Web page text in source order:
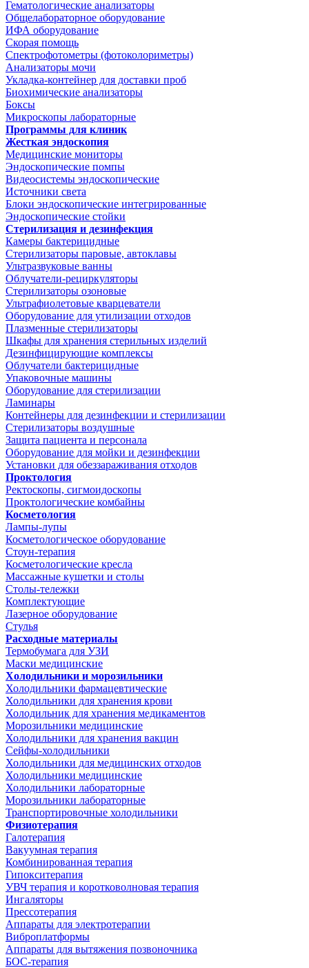
Гематологические анализаторы
Общелабораторное оборудование
ИФА оборудование
Скорая помощь
Спектрофотометры (фотоколориметры)
Анализаторы мочи
Укладка-контейнер для доставки проб
Биохимические анализаторы
Боксы
Микроскопы лабораторные
Программы для клиник
Жесткая эндоскопия
Медицинские мониторы
Эндоскопические помпы
Видеосистемы эндоскопические
Источники света
Блоки эндоскопические интегрированные
Эндоскопические стойки
Стерилизация и дезинфекция
Камеры бактерицидные
Стерилизаторы паровые, автоклавы
Ультразвуковые ванны
Облучатели-рециркуляторы
Стерилизаторы озоновые
Ультрафиолетовые кварцеватели
Оборудование для утилизации отходов
Плазменные стерилизаторы
Шкафы для хранения стерильных изделий
Дезинфицирующие комплексы
Облучатели бактерицидные
Упаковочные машины
Оборудование для стерилизации
Ламинары
Контейнеры для дезинфекции и стерилизации
Стерилизаторы воздушные
Защита пациента и персонала
Оборудование для мойки и дезинфекции
Установки для обеззараживания отходов
Проктология
Ректоскопы, сигмоидоскопы
Проктологические комбайны
Косметология
Лампы-лупы
Косметологическое оборудование
Стоун-терапия
Косметологические кресла
Массажные кушетки и столы
Столы-тележки
Комплектующие
Лазерное оборудование
Стулья
Расходные материалы
Термобумага для УЗИ
Маски медицинские
Холодильники и морозильники
Холодильники фармацевтические
Холодильники для хранения крови
Холодильник для хранения медикаментов
Морозильники медицинские
Холодильники для хранения вакцин
Сейфы-холодильники
Холодильники для медицинских отходов
Холодильники медицинские
Холодильники лабораторные
Морозильники лабораторные
Транспортировочные холодильники
Физиотерапия
Галотерапия
Вакуумная терапия
Комбинированная терапия
Гипокситерапия
УВЧ терапия и коротковолновая терапия
Ингаляторы
Прессотерапия
Аппараты для электротерапии
Виброплатформы
Аппараты для вытяжения позвоночника
БОС-терапия